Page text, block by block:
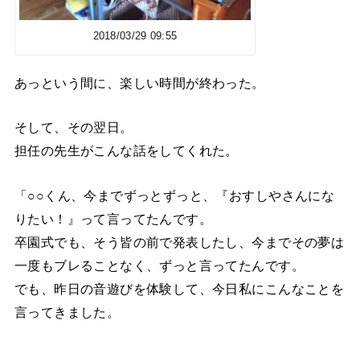
2018/03/29 09:55
あっという間に、楽しい時間が終わった。
そして、その翌日。
担任の先生がこんな話をしてくれた。
「○○くん、今までずっとずっと、『おすしやさんにな
りたい！』って言ってたんです。
卒園式でも、そう皆の前で発表したし、今までその夢は
一度もブレることなく、ずっと言ってたんです。
でも、昨日の音遊びを体験して、今日私にこんなことを
言ってきました。